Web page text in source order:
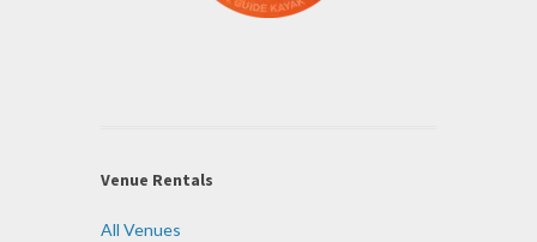
Venue Rentals
All Venues